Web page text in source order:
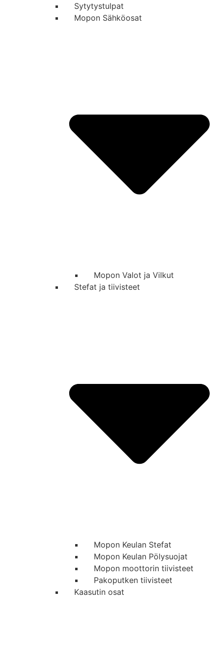
Sytytystulpat
Mopon Sähköosat
Mopon Valot ja Vilkut
Stefat ja tiivisteet
Mopon Keulan Stefat
Mopon Keulan Pölysuojat
Mopon moottorin tiivisteet
Pakoputken tiivisteet
Kaasutin osat